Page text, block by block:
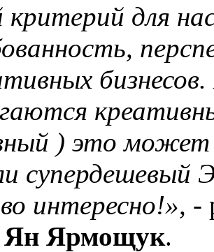
критерий для
) это может
супердешевый
интересно!», -
Ян Ярмощук.